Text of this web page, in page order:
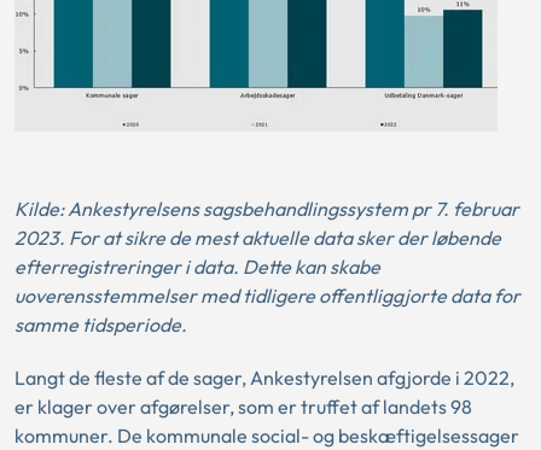
Kilde: Ankestyrelsens sagsbehandlingssystem pr 7. februar
2023. For at sikre de mest aktuelle data sker der løbende
efterregistreringer i data. Dette kan skabe
uoverensstemmelser med tidligere offentliggjorte data for
samme tidsperiode.
Langt de fleste af de sager, Ankestyrelsen afgjorde i 2022,
er klager over afgørelser, som er truffet af landets 98
kommuner. De kommunale social- og beskæftigelsessager